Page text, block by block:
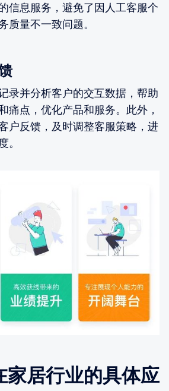
信息服务，避免了因人工客服个
质量不一致问题。
录并分析客户的交互数据，帮助
痛点，优化产品和服务。此外，
户反馈，及时调整客服策略，进
。
家居行业的具体应